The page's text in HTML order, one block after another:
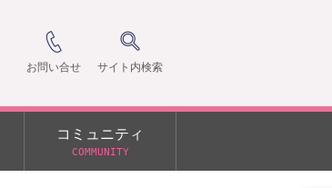
お問い合せ サイト内検索
コミュニティ
COMMUNITY